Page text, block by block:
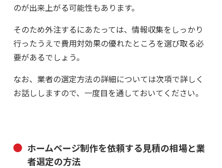
のが出来上がる可能性もあります。
そのため外注するにあたっては、情報収集をしっかり
行ったうえで費用対効果の優れたところを選び取る必
要があるでしょう。
なお、業者の選定方法の詳細については次項で詳しく
お話ししますので、一度目を通しておいてください。
ホームページ制作を依頼する見積の相場と業
者選定の方法